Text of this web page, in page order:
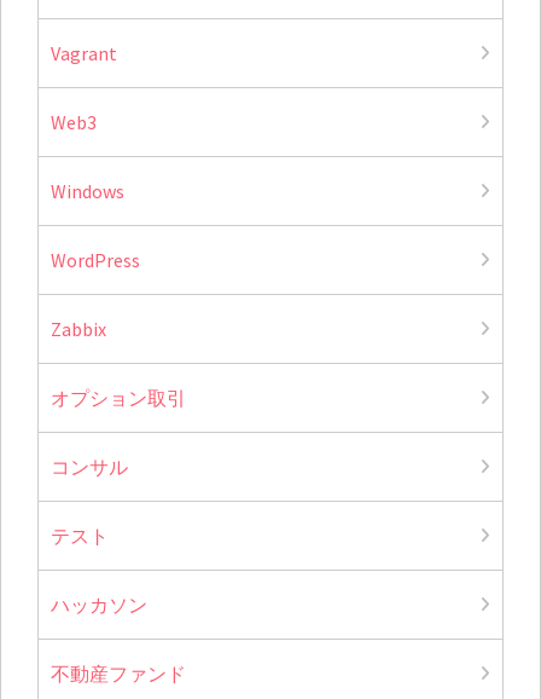
Vagrant
Web3
Windows
WordPress
Zabbix
オプション取引
コンサル
テスト
ハッカソン
不動産ファンド